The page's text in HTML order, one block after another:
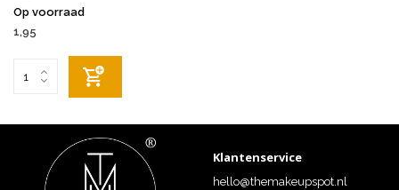
Op voorraad
1,95
Klantenservice
hello@themakeupspot.nl